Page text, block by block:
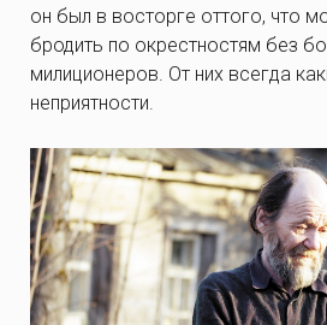
он был в восторге оттого, что
бродить по окрестностям без
милиционеров. От них всегда
неприятности.